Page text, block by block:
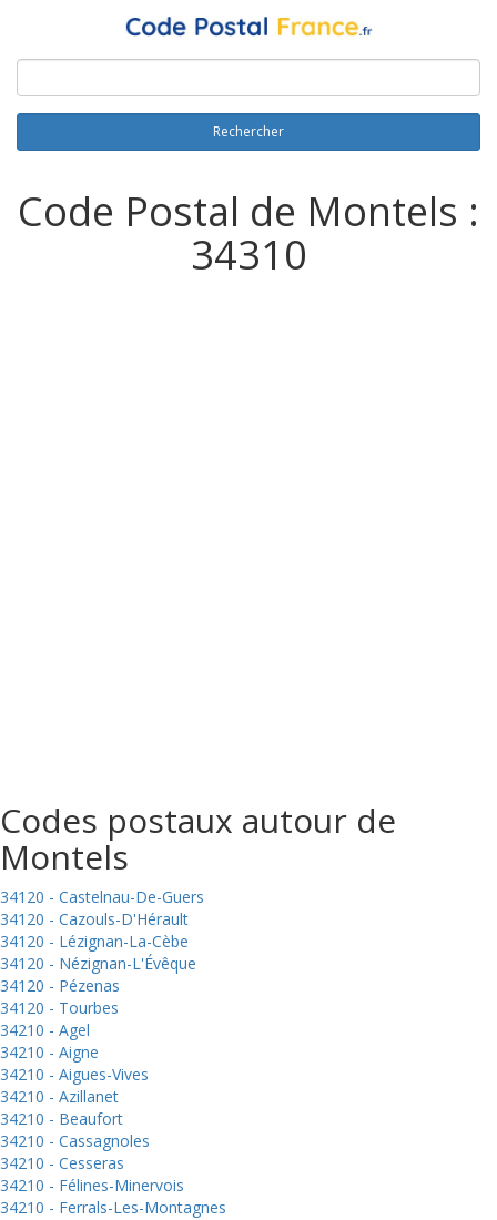
Rechercher
Code Postal de Montels :
34310
Codes postaux autour de
Montels
34120 - Castelnau-De-Guers
34120 - Cazouls-D'Hérault
34120 - Lézignan-La-Cèbe
34120 - Nézignan-L'Évêque
34120 - Pézenas
34120 - Tourbes
34210 - Agel
34210 - Aigne
34210 - Aigues-Vives
34210 - Azillanet
34210 - Beaufort
34210 - Cassagnoles
34210 - Cesseras
34210 - Félines-Minervois
34210 - Ferrals-Les-Montagnes